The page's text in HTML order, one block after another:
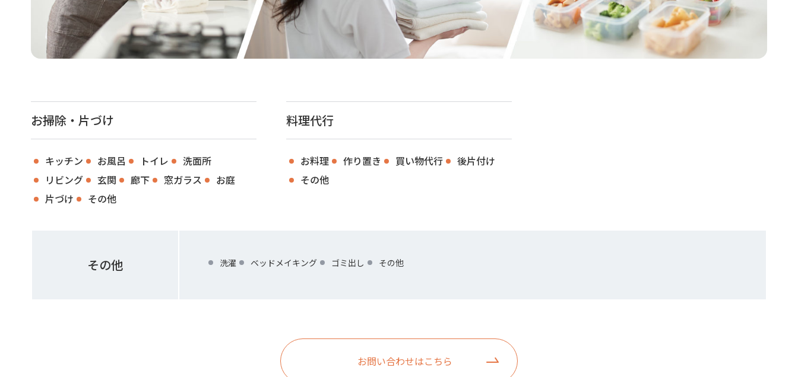
お掃除・片づけ
キッチン お風呂 トイレ
洗面所
リビング
玄関 廊下 窓ガラス
お庭
片づけ
その他
料理代行
お料理 作り置き 買い物代行
後片付け
その他
その他 洗濯 ベッドメイキング ゴミ出し その他
お問い合わせはこちら